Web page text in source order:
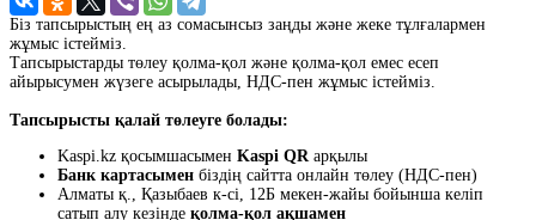
Біз тапсырыстың ең аз сомасынсыз заңды және жеке тұлғалармен
жұмыс істейміз.
Тапсырыстарды төлеу қолма-қол және қолма-қол емес есеп
айырысумен жүзеге асырылады, НДС-пен жұмыс істейміз.
Тапсырысты қалай төлеуге болады:
Kaspi.kz қосымшасымен Kaspi QR арқылы
Банк картасымен біздің сайтта онлайн төлеу (НДС-пен)
Алматы қ., Қазыбаев к-сі, 12Б мекен-жайы бойынша келіп
сатып алу кезінде қолма-қол ақшамен